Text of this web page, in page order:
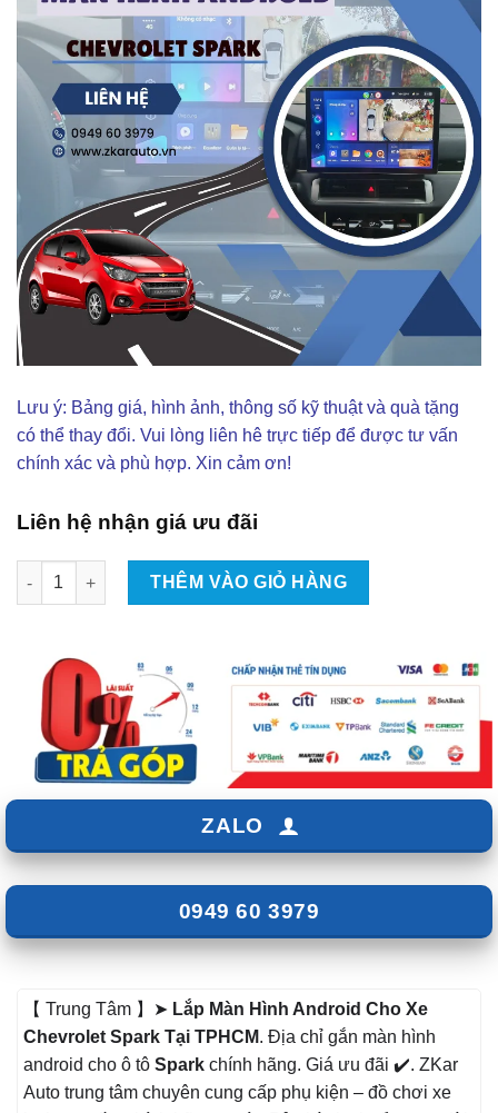
Lưu ý: Bảng giá, hình ảnh, thông số kỹ thuật và quà tặng
có thể thay đổi. Vui lòng liên hê trực tiếp để được tư vấn
chính xác và phù hợp. Xin cảm ơn!
Liên hệ nhận giá ưu đãi
Lắp Màn Hình Android Xe Chevrolet Spark Tại TPHCM số lượng
THÊM VÀO GIỎ HÀNG
ZALO
0949 60 3979
【 Trung Tâm 】➤ Lắp Màn Hình Android Cho Xe
Chevrolet Spark Tại TPHCM. Địa chỉ gắn màn hình
android cho ô tô Spark chính hãng. Giá ưu đãi ✔️. ZKar
Auto trung tâm chuyên cung cấp phụ kiện – đồ chơi xe